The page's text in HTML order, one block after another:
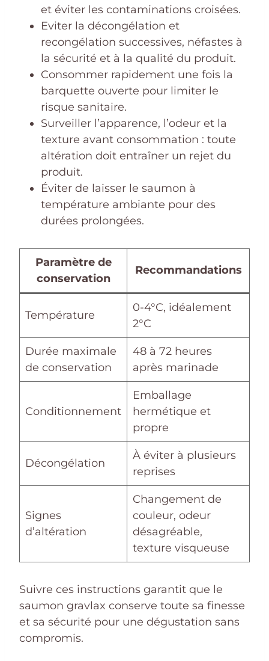
et éviter les contaminations croisées.
Eviter la décongélation et
recongélation successives, néfastes à
la sécurité et à la qualité du produit.
Consommer rapidement une fois la
barquette ouverte pour limiter le
risque sanitaire.
Surveiller l’apparence, l’odeur et la
texture avant consommation : toute
altération doit entraîner un rejet du
produit.
Éviter de laisser le saumon à
température ambiante pour des
durées prolongées.
Paramètre de
conservation
Recommandations
Température
0-4°C, idéalement
2°C
Durée maximale
de conservation
48 à 72 heures
après marinade
Conditionnement
Emballage
hermétique et
propre
Décongélation
À éviter à plusieurs
reprises
Signes
d’altération
Changement de
couleur, odeur
désagréable,
texture visqueuse
Suivre ces instructions garantit que le
saumon gravlax conserve toute sa finesse
et sa sécurité pour une dégustation sans
compromis.